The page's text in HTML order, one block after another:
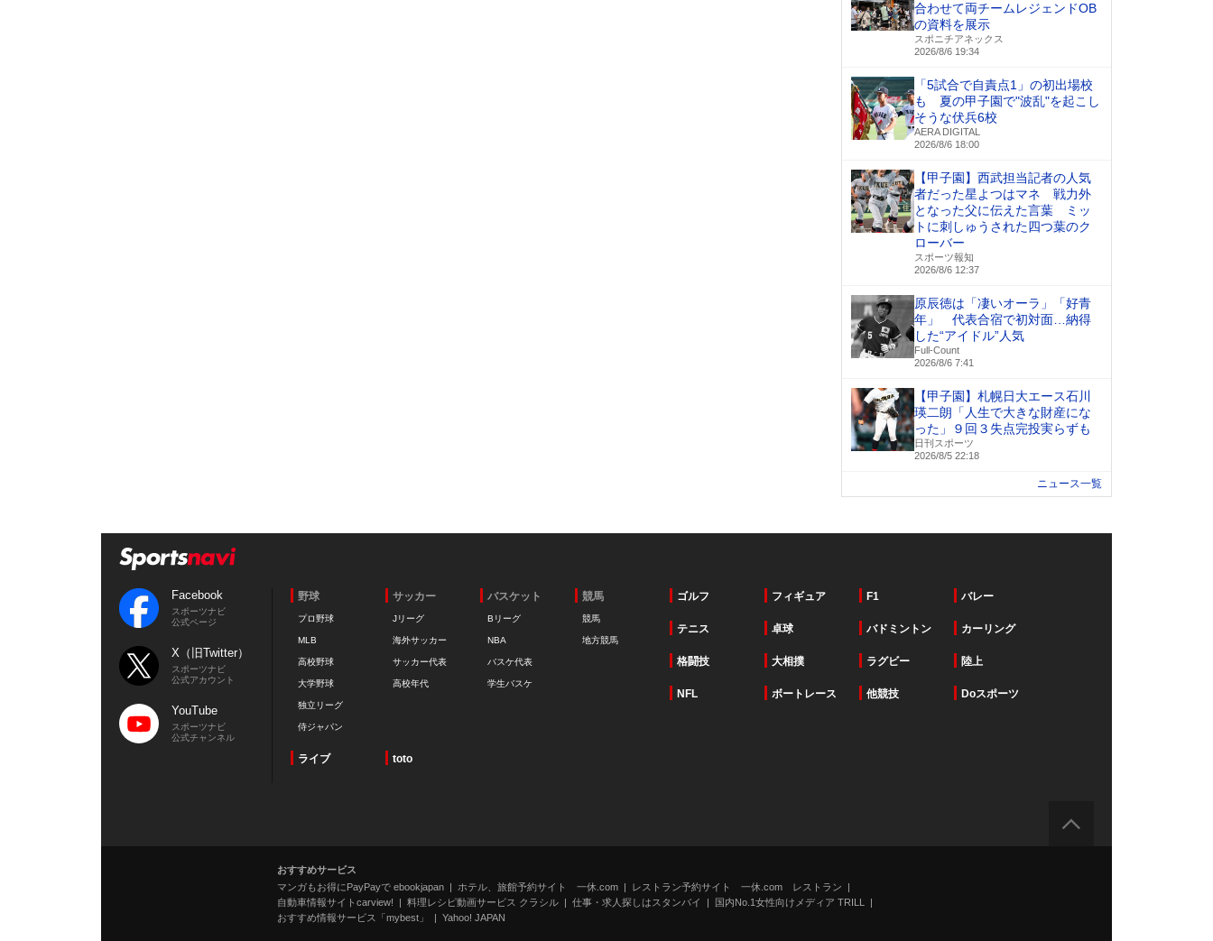
合わせて両チームレジェンドOB
の資料を展示
スポニチアネックス
2026/8/6 19:34
「5試合で自責点1」の初出場校
も 夏の甲子園で"波乱"を起こし
そうな伏兵6校
AERA DIGITAL
2026/8/6 18:00
【甲子園】西武担当記者の人気
者だった星よつはマネ 戦力外
となった父に伝えた言葉 ミッ
トに刺しゅうされた四つ葉のク
ローバー
スポーツ報知
2026/8/6 12:37
原辰徳は「凄いオーラ」「好青
年」 代表合宿で初対面…納得
した“アイドル”人気
Full-Count
2026/8/6 7:41
【甲子園】札幌日大エース石川
瑛二朗「人生で大きな財産にな
った」９回３失点完投実らずも
日刊スポーツ
2026/8/5 22:18
ニュース一覧
Facebook
スポーツナビ
公式ページ
X（旧Twitter）
スポーツナビ
公式アカウント
YouTube
スポーツナビ
公式チャンネル
野球
プロ野球
MLB
高校野球
大学野球
独立リーグ
侍ジャパン
サッカー
Jリーグ
海外サッカー
サッカー代表
高校年代
バスケット
Bリーグ
NBA
バスケ代表
学生バスケ
競馬
競馬
地方競馬
ゴルフ フィギュア F1 バレー
テニス 卓球 バドミントン カーリング
格闘技 大相撲 ラグビー 陸上
NFL ボートレース 他競技 Doスポーツ
ライブ toto
おすすめサービス
マンガもお得にPayPayで ebookjapan
ホテル、旅館予約サイト 一休.com
レストラン予約サイト 一休.com レストラン
自動車情報サイトcarview!
料理レシピ動画サービス クラシル 仕事・求人探しはスタンバイ
国内No.1女性向けメディア TRILL
おすすめ情報サービス「mybest」
Yahoo! JAPAN